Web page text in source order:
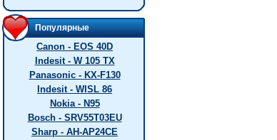
Популярные
Canon - EOS 40D
Indesit - W 105 TX
Panasonic - KX-F130
Indesit - WISL 86
Nokia - N95
Bosch - SRV55T03EU
Sharp - AH-AP24CE